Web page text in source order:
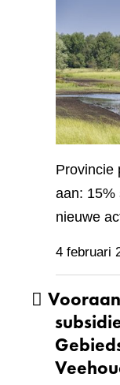
Provincie
aan: 15%
nieuwe
4 februari